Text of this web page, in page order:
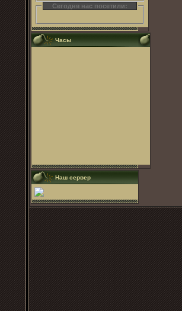
Сегодня нас посетили:
Часы
Наш сервер